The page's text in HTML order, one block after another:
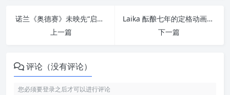
诺兰《奥德赛》未映先“启航”：环球用 Discord 打造数字寻宝
上一篇
Laika 酝酿七年的定格动画大作《Wildwood》首曝预告：一片危险森林，藏着怎样的奇幻冒险？
下一篇
评论（没有评论）